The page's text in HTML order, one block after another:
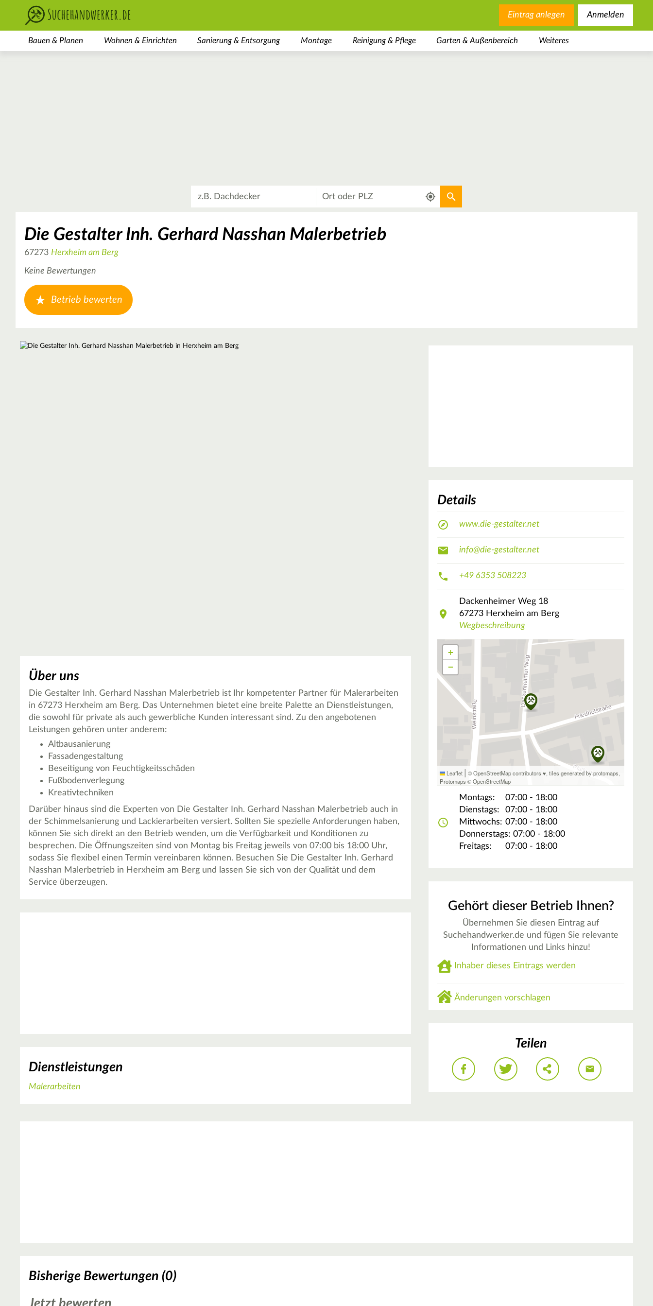
Eintrag anlegen Anmelden
Bauen & Planen Wohnen & Einrichten Sanierung & Entsorgung Montage Reinigung & Pflege Garten & Außenbereich Weiteres
Aktuellen Standort verwenden
Die Gestalter Inh. Gerhard Nasshan Malerbetrieb
67273 Herxheim am Berg
Keine Bewertungen
Betrieb bewerten
Über uns
Die Gestalter Inh. Gerhard Nasshan Malerbetrieb ist Ihr kompetenter Partner für Malerarbeiten
in 67273 Herxheim am Berg. Das Unternehmen bietet eine breite Palette an Dienstleistungen,
die sowohl für private als auch gewerbliche Kunden interessant sind. Zu den angebotenen
Leistungen gehören unter anderem:
Altbausanierung
Fassadengestaltung
Beseitigung von Feuchtigkeitsschäden
Fußbodenverlegung
Kreativtechniken
Darüber hinaus sind die Experten von Die Gestalter Inh. Gerhard Nasshan Malerbetrieb auch in
der Schimmelsanierung und Lackierarbeiten versiert. Sollten Sie spezielle Anforderungen haben,
können Sie sich direkt an den Betrieb wenden, um die Verfügbarkeit und Konditionen zu
besprechen. Die Öffnungszeiten sind von Montag bis Freitag jeweils von 07:00 bis 18:00 Uhr,
sodass Sie flexibel einen Termin vereinbaren können. Besuchen Sie Die Gestalter Inh. Gerhard
Nasshan Malerbetrieb in Herxheim am Berg und lassen Sie sich von der Qualität und dem
Service überzeugen.
Dienstleistungen
Malerarbeiten
Details
www.die-gestalter.net
info@die-gestalter.net
+49 6353 508223
Dackenheimer Weg 18
67273 Herxheim am Berg
Wegbeschreibung
+
−
Leaflet | © OpenStreetMap contributors ♥,tiles generated by protomaps,
Protomaps ©OpenStreetMap
Montags:
07:00 - 18:00
Dienstags:
07:00 - 18:00
Mittwochs: 07:00 - 18:00
Donnerstags: 07:00 - 18:00
Freitags:
07:00 - 18:00
Gehört dieser Betrieb Ihnen?
Übernehmen Sie diesen Eintrag auf
Suchehandwerker.de und fügen Sie relevante
Informationen und Links hinzu!
Inhaber dieses Eintrags werden
Änderungen vorschlagen
Teilen
Bisherige Bewertungen (0)